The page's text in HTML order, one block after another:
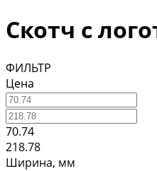
Скотч с
ФИЛЬТР
Цена
70.74
218.78
Ширина, мм